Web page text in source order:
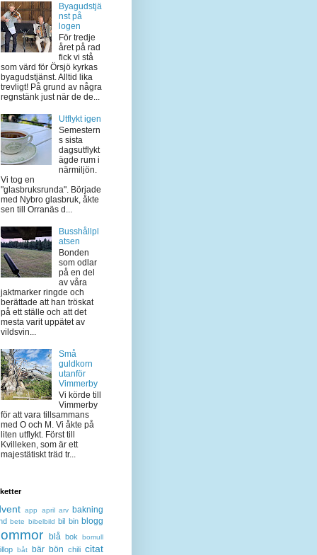
Byagudstjä
nst på
logen
För tredje
året på rad
fick vi stå
som värd för Örsjö kyrkas
byagudstjänst. Alltid lika
trevligt! På grund av några
regnstänk just när de de...
Utflykt igen
Semestern
s sista
dagsutflykt
ägde rum i
närmiljön.
Vi tog en
"glasbruksrunda". Började
med Nybro glasbruk, åkte
sen till Orranäs d...
Busshållpl
atsen
Bonden
som odlar
på en del
av våra
jaktmarker ringde och
berättade att han tröskat
på ett ställe och att det
mesta varit uppätet av
vildsvin...
Små
guldkorn
utanför
Vimmerby
Vi körde till
Vimmerby
för att vara tillsammans
med O och M. Vi åkte på
liten utflykt. Först till
Kvilleken, som är ett
majestätiskt träd tr...
app april arv bakning
bete bibelbild bil bin blogg
blå bok bomull
båt bär bön chili citat